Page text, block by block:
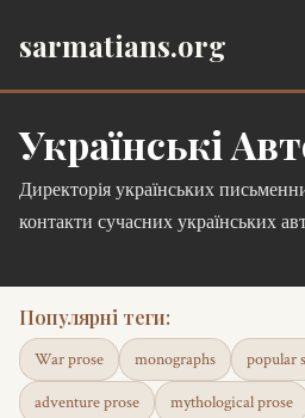
sarmatians.org
Українські
Директорія українських
контакти сучасних українських
Популярні теги:
War prose monographs
popular
adventure prose
mythological prose